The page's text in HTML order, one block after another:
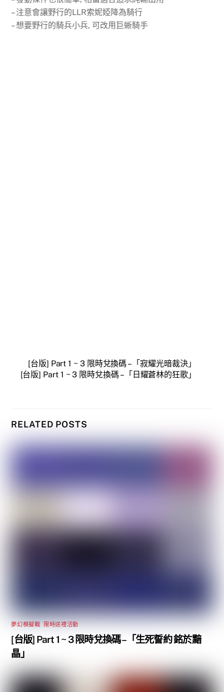
– 注意會讓野行的LLR索妮婭降為騎行
– 想要野行的騎兵小兵, 可改用巨蜥騎手
[台版] Part 1 ~ 3 限時兌換碼 –「寂耀光暗裁決」
[台版] Part 1 ~ 3 限時兌換碼 –「日耀蒼林的狂歌」
RELATED POSTS
夢幻模擬戰 限時送禮活動
[台版] Part 1 ~ 3 限時兌換碼 –「生死誓約 銘於黯
晶」